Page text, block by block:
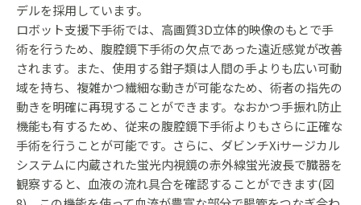
デルを採用しています。
ロボット支援下手術では、高画質3D立体的映像のもとで手
術を行うため、腹腔鏡下手術の欠点であった遠近感覚が改善
されます。また、使用する鉗子類は人間の手よりも広い可動
域を持ち、複雑かつ繊細な動きが可能なため、術者の指先の
動きを明確に再現することができます。なおかつ手振れ防止
機能も有するため、従来の腹腔鏡下手術よりもさらに正確な
手術を行うことが可能です。さらに、ダビンチXiサージカル
システムに内蔵された蛍光内視鏡の赤外線蛍光波長で臓器を
観察すると、血液の流れ具合を確認することができます(図